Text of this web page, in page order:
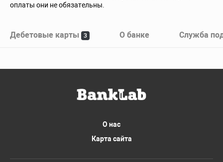
оплаты они не обязательны.
Дебетовые карты 3 О банке Служба
О нас
Карта сайта